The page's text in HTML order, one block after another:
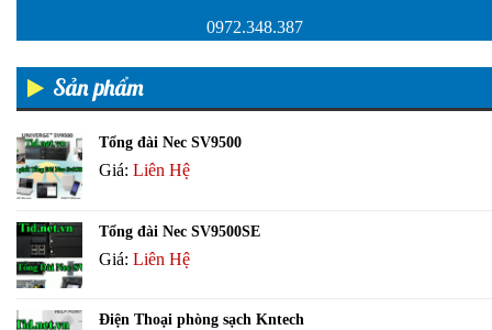
0972.348.387
Sản phẩm
Tổng đài Nec SV9500
Giá: Liên Hệ
Tổng đài Nec SV9500SE
Giá: Liên Hệ
Điện Thoại phòng sạch Kntech